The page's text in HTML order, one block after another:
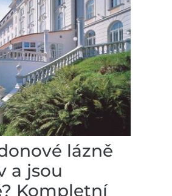
lázně
a jsou
Kompletní